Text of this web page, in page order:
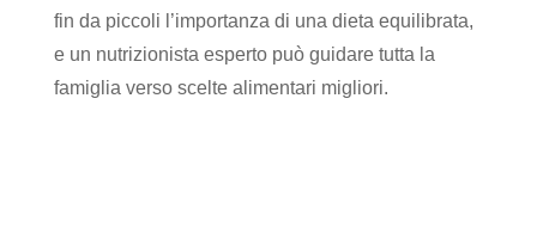
fin da piccoli l’importanza di una dieta equilibrata,
e un nutrizionista esperto può guidare tutta la
famiglia verso scelte alimentari migliori.